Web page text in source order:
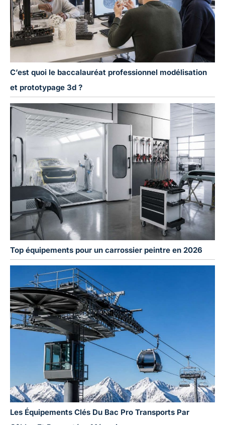
C’est quoi le baccalauréat professionnel modélisation
et prototypage 3d ?
Top équipements pour un carrossier peintre en 2026
Les Équipements Clés Du Bac Pro Transports Par